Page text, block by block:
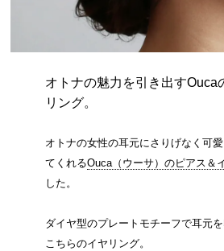
オトナの魅力を引き出すOuca
リング。
オトナの女性の耳元にさりげなく可
てくれるOuca（ウーサ）のピアス＆
した。
ダイヤ型のプレートモチーフで耳元
こちらのイヤリング。